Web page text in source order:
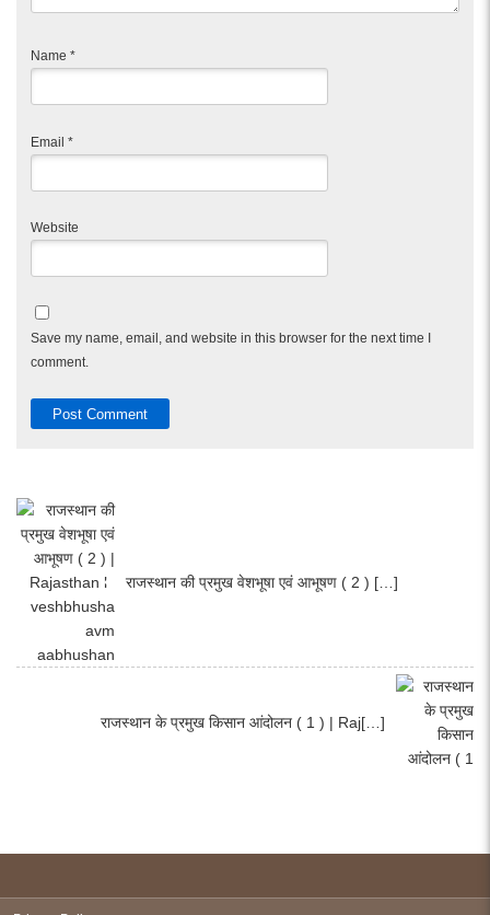
Name *
Email *
Website
Save my name, email, and website in this browser for the next time I
comment.
राजस्थान की प्रमुख वेशभूषा एवं आभूषण ( 2 ) […]
राजस्थान के प्रमुख किसान आंदोलन ( 1 ) | Raj[…]